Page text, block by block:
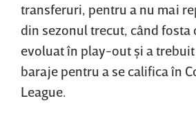
transferuri, pentru a nu mai
din sezonul trecut, când fosta
evoluat în play-out şi a
baraje pentru a se califica în
League.